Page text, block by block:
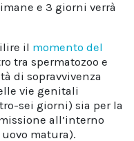
e 3 giorni verrà
il momento del
tra spermatozoo e
di sopravvivenza
vie genitali
sei giorni) sia per la
all’interno
matura).